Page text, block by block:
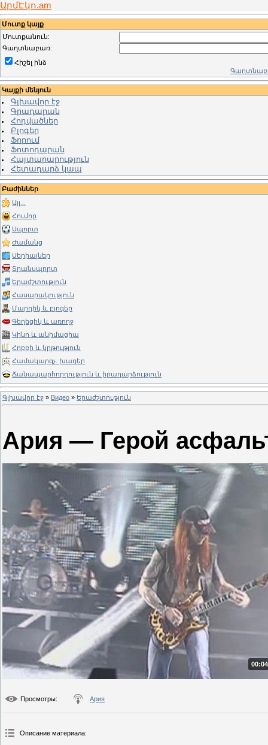
ԱրմԷկո.am
Մուտք կայք
Մուտքանուն:
Գաղտնաբառ:
Հիշել ինձ
Կայքի մենյուն
Գլխավոր էջ
Գրադարան
Հոդվածներ
Բլոգեր
Ֆորում
Ֆոտոդարան
Հայտարարություն
Հետադարձ կապ
Բաժիններ
Այլ...
Հումոր
Սպորտ
Ժամանց
Սերիալներ
Տրանսպորտ
Երաժշտություն
Հասարակություն
Մարդիկ և բլոգեր
Գեղեցիկ և առողջ
Կինո և անիմացիա
Հոբբի և կրթություն
Համակարգչ. խաղեր
Ճանապարհորդություն և իրադարձություն
Գլխավոր էջ » Видео » Երաժշտություն
Ария — Герой
Просмотры: Ария
Описание материала: